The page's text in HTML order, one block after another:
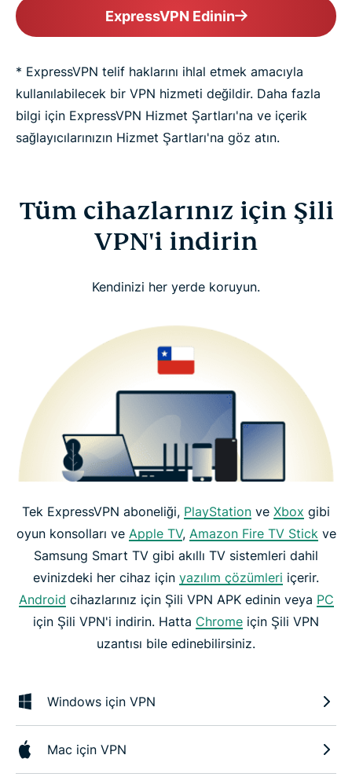
ExpressVPN Edinin
* ExpressVPN telif haklarını ihlal etmek amacıyla
kullanılabilecek bir VPN hizmeti değildir. Daha fazla
bilgi için ExpressVPN Hizmet Şartları'na ve içerik
sağlayıcılarınızın Hizmet Şartları'na göz atın.
Tüm cihazlarınız için Şili
VPN'i indirin
Kendinizi her yerde koruyun.
Tek ExpressVPN aboneliği, PlayStation ve Xbox gibi
oyun konsolları ve Apple TV, Amazon Fire TV Stick ve
Samsung Smart TV gibi akıllı TV sistemleri dahil
evinizdeki her cihaz için yazılım çözümleri içerir.
Android cihazlarınız için Şili VPN APK edinin veya PC
için Şili VPN'i indirin. Hatta Chrome için Şili VPN
uzantısı bile edinebilirsiniz.
Windows için VPN
Mac için VPN